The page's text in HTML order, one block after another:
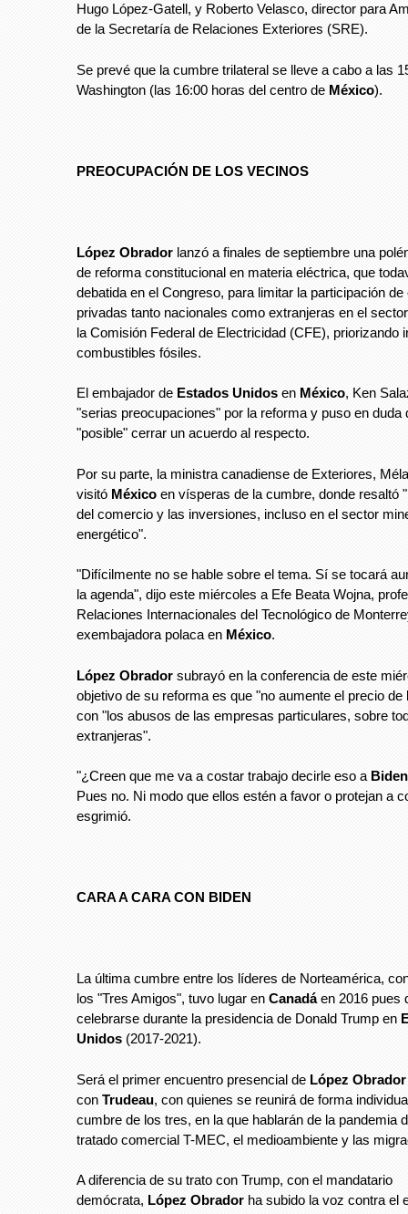
Hugo López-Gatell, y Roberto Velasco, director para
de la Secretaría de Relaciones Exteriores (SRE).
Se prevé que la cumbre trilateral se lleve a cabo a las
Washington (las 16:00 horas del centro de México).
PREOCUPACIÓN DE LOS VECINOS
López Obrador lanzó a finales de septiembre una
de reforma constitucional en materia eléctrica, que
debatida en el Congreso, para limitar la participación
privadas tanto nacionales como extranjeras en el
la Comisión Federal de Electricidad (CFE), priorizando
combustibles fósiles.
El embajador de Estados Unidos en México, Ken
"serias preocupaciones" por la reforma y puso en duda
"posible" cerrar un acuerdo al respecto.
Por su parte, la ministra canadiense de Exteriores,
visitó México en vísperas de la cumbre, donde resaltó
del comercio y las inversiones, incluso en el sector
energético".
"Difícilmente no se hable sobre el tema. Sí se tocará
la agenda", dijo este miércoles a Efe Beata Wojna,
Relaciones Internacionales del Tecnológico de
exembajadora polaca en México.
López Obrador subrayó en la conferencia de este
objetivo de su reforma es que "no aumente el precio de
con "los abusos de las empresas particulares, sobre
extranjeras".
"¿Creen que me va a costar trabajo decirle eso a Biden
Pues no. Ni modo que ellos estén a favor o protejan a
esgrimió.
CARA A CARA CON BIDEN
La última cumbre entre los líderes de Norteamérica,
los "Tres Amigos", tuvo lugar en Canadáen 2016 pues
celebrarse durante la presidencia de Donald Trump en
Unidos (2017-2021).
Será el primer encuentro presencial de López Obrador
con Trudeau, con quienes se reunirá de forma
cumbre de los tres, en la que hablarán de la pandemia
tratado comercial T-MEC, el medioambiente y las
A diferencia de su trato con Trump, con el mandatario
demócrata, López Obrador ha subido la voz contra el